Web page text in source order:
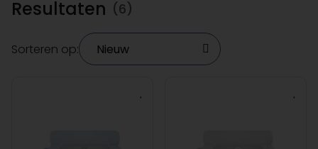
Resultaten (6)
Sorteren op: